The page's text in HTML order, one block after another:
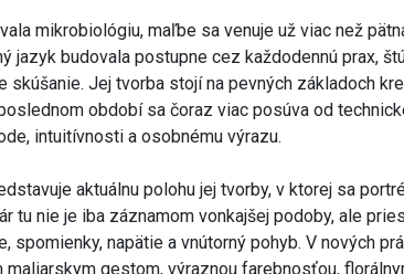
mikrobiológiu, maľbe sa venuje už viac než
jazyk budovala postupne cez každodennú prax,
skúšanie. Jej tvorba stojí na pevných základoch
období sa čoraz viac posúva od
intuitívnosti a osobnému výrazu.
aktuálnu polohu jej tvorby, v ktorej sa
tu nie je iba záznamom vonkajšej podoby, ale
spomienky, napätie a vnútorný pohyb. V nových
maliarskym gestom, výraznou farebnosťou,